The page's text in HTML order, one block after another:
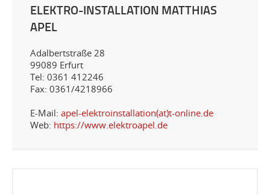
ELEKTRO-INSTALLATION MATTHIAS
APEL
Adalbertstraße 28
99089 Erfurt
Tel: 0361 412246
Fax: 0361/4218966
E-Mail: apel-elektroinstallation(at)t-online.de
Web: https://www.elektroapel.de